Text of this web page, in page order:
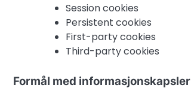
Session cookies
Persistent cookies
First-party cookies
Third-party cookies
Formål med informasjonskapsler